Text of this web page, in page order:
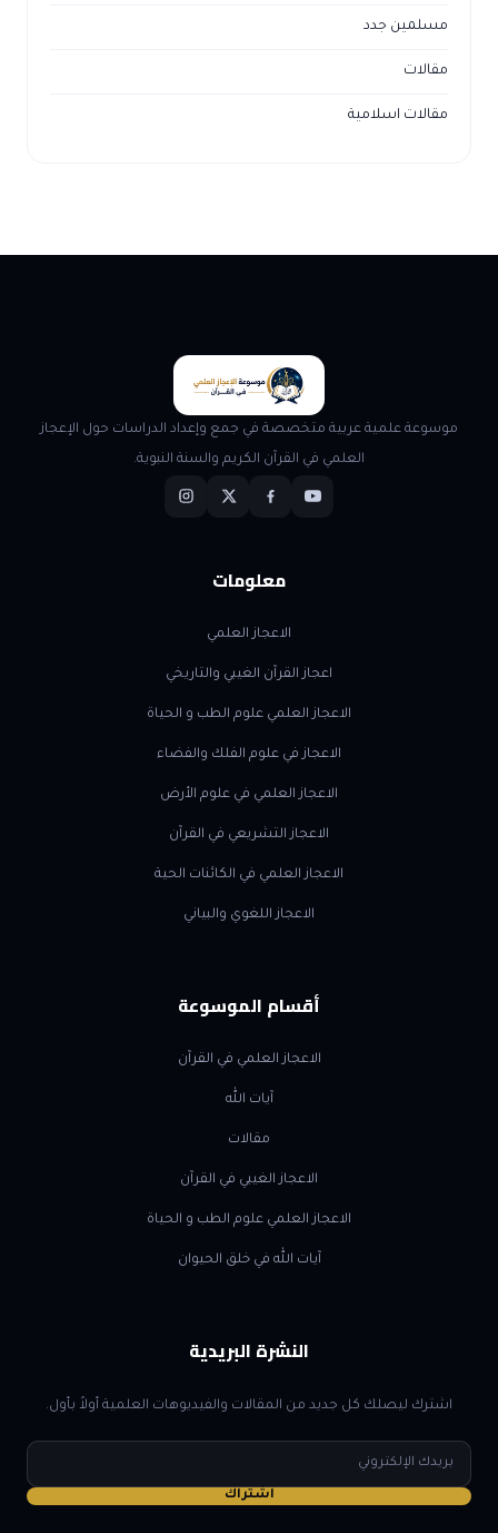
مسلمين جدد
مقالات
مقالات اسلامية
موسوعة علمية عربية متخصصة في جمع وإعداد الدراسات حول الإعجاز
العلمي في القرآن الكريم والسنة النبوية.
معلومات
الاعجاز العلمي
اعجاز القرآن الغيبي والتاريخي
الاعجاز العلمي علوم الطب و الحياة
الاعجاز في علوم الفلك والفضاء
الاعجاز العلمي في علوم الأرض
الاعجاز التشريعي في القرآن
الاعجاز العلمي في الكائنات الحية
الاعجاز اللغوي والبياني
أقسام الموسوعة
الاعجاز العلمي في القرآن
آيات الله
مقالات
الاعجاز الغيبي في القرآن
الاعجاز العلمي علوم الطب و الحياة
آيات الله في خلق الحيوان
النشرة البريدية
اشترك ليصلك كل جديد من المقالات والفيديوهات العلمية أولاً بأول.
البريد
الإلكتروني
اشتراك